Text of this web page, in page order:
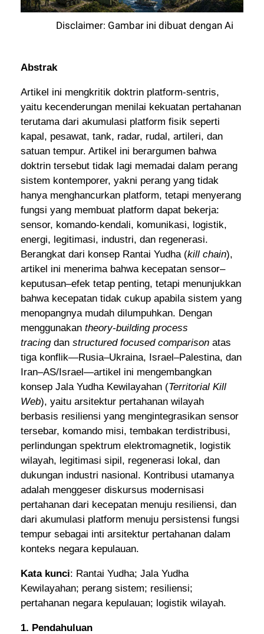
Disclaimer: Gambar ini dibuat dengan Ai
Abstrak
Artikel ini mengkritik doktrin platform-sentris,
yaitu kecenderungan menilai kekuatan pertahanan
terutama dari akumulasi platform fisik seperti
kapal, pesawat, tank, radar, rudal, artileri, dan
satuan tempur. Artikel ini berargumen bahwa
doktrin tersebut tidak lagi memadai dalam perang
sistem kontemporer, yakni perang yang tidak
hanya menghancurkan platform, tetapi menyerang
fungsi yang membuat platform dapat bekerja:
sensor, komando-kendali, komunikasi, logistik,
energi, legitimasi, industri, dan regenerasi.
Berangkat dari konsep Rantai Yudha (kill chain),
artikel ini menerima bahwa kecepatan sensor–
keputusan–efek tetap penting, tetapi menunjukkan
bahwa kecepatan tidak cukup apabila sistem yang
menopangnya mudah dilumpuhkan. Dengan
menggunakantheory-building process
tracingdanstructured focused comparison atas
tiga konflik—Rusia–Ukraina, Israel–Palestina, dan
Iran–AS/Israel—artikel ini mengembangkan
konsep Jala Yudha Kewilayahan (Territorial Kill
Web), yaitu arsitektur pertahanan wilayah
berbasis resiliensi yang mengintegrasikan sensor
tersebar, komando misi, tembakan terdistribusi,
perlindungan spektrum elektromagnetik, logistik
wilayah, legitimasi sipil, regenerasi lokal, dan
dukungan industri nasional. Kontribusi utamanya
adalah menggeser diskursus modernisasi
pertahanan dari kecepatan menuju resiliensi, dan
dari akumulasi platform menuju persistensi fungsi
tempur sebagai inti arsitektur pertahanan dalam
konteks negara kepulauan.
Kata kunci: Rantai Yudha; Jala Yudha
Kewilayahan; perang sistem; resiliensi;
pertahanan negara kepulauan; logistik wilayah.
1. Pendahuluan